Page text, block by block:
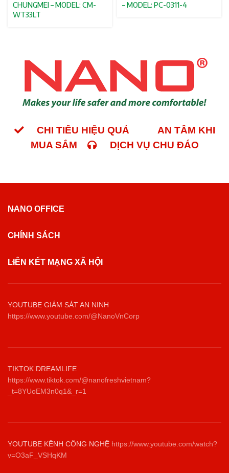
CHUNGMEI – MODEL: CM-
WT33LT
– MODEL: PC-0311-4
CHI TIÊU HIỆU QUẢ
AN TÂM KHI
MUA SẮM
DỊCH VỤ CHU ĐÁO
NANO OFFICE
CHÍNH SÁCH
LIÊN KẾT MẠNG XÃ HỘI
YOUTUBE GIÁM SÁT AN NINH
https://www.youtube.com/@NanoVnCorp
TIKTOK DREAMLIFE
https://www.tiktok.com/@nanofreshvietnam?
_t=8YUoEM3n0q1&_r=1
YOUTUBE KÊNH CÔNG NGHỆ https://www.youtube.com/watch?
v=O3aF_VSHqKM